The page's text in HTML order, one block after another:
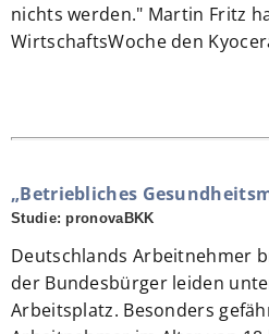
nichts werden." Martin Fritz
WirtschaftsWoche den
„Betriebliches
Studie: pronovaBKK
Deutschlands Arbeitnehmer
der Bundesbürger leiden
Arbeitsplatz. Besonders